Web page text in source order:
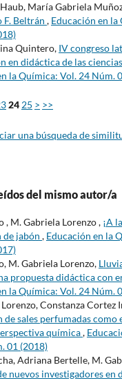
María Gabriela
F. Beltrán , Educación en
Quintero, IV congreso
en didáctica de las
la Química: Vol. 24 Núm.
24 25 > >>
una búsqueda de
del mismo autor/a
, M. Gabriela Lorenzo , ¡A
de jabón , Educación en la
M. Gabriela Lorenzo,
propuesta didáctica con
la Química: Vol. 24 Núm.
Constanza Cortez
de sales perfumadas como
química,
01 (2018)
Adriana Bertelle, M.
nuevos investigadores en